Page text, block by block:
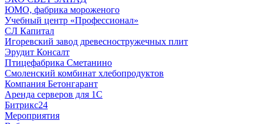
ЮМО, фабрика мороженого
Учебный центр «Профессионал»
СЛ Капитал
Игоревский завод древесностружечных плит
Эрудит Консалт
Птицефабрика Сметанино
Смоленский комбинат хлебопродуктов
Компания Бетонгарант
Аренда серверов для 1С
Битрикс24
Мероприятия